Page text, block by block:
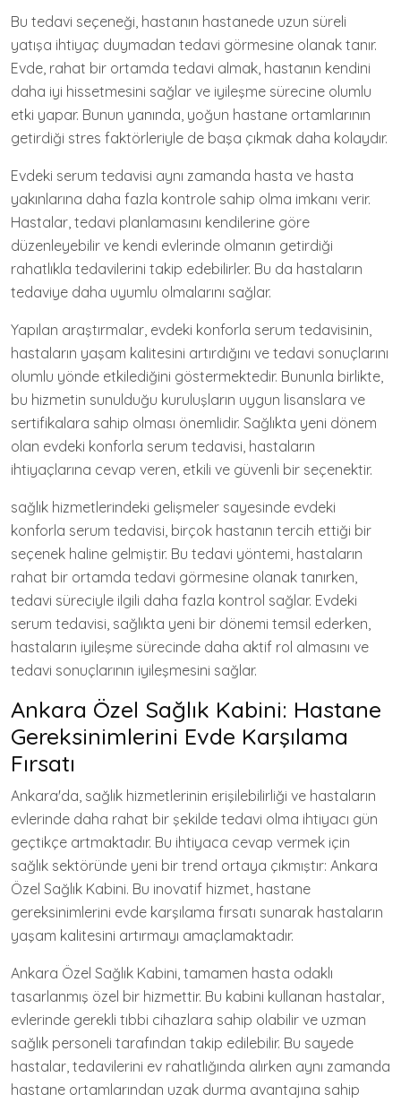
Bu tedavi seçeneği, hastanın hastanede uzun süreli
yatışa ihtiyaç duymadan tedavi görmesine olanak tanır.
Evde, rahat bir ortamda tedavi almak, hastanın kendini
daha iyi hissetmesini sağlar ve iyileşme sürecine olumlu
etki yapar. Bunun yanında, yoğun hastane ortamlarının
getirdiği stres faktörleriyle de başa çıkmak daha kolaydır.
Evdeki serum tedavisi aynı zamanda hasta ve hasta
yakınlarına daha fazla kontrole sahip olma imkanı verir.
Hastalar, tedavi planlamasını kendilerine göre
düzenleyebilir ve kendi evlerinde olmanın getirdiği
rahatlıkla tedavilerini takip edebilirler. Bu da hastaların
tedaviye daha uyumlu olmalarını sağlar.
Yapılan araştırmalar, evdeki konforla serum tedavisinin,
hastaların yaşam kalitesini artırdığını ve tedavi sonuçlarını
olumlu yönde etkilediğini göstermektedir. Bununla birlikte,
bu hizmetin sunulduğu kuruluşların uygun lisanslara ve
sertifikalara sahip olması önemlidir. Sağlıkta yeni dönem
olan evdeki konforla serum tedavisi, hastaların
ihtiyaçlarına cevap veren, etkili ve güvenli bir seçenektir.
sağlık hizmetlerindeki gelişmeler sayesinde evdeki
konforla serum tedavisi, birçok hastanın tercih ettiği bir
seçenek haline gelmiştir. Bu tedavi yöntemi, hastaların
rahat bir ortamda tedavi görmesine olanak tanırken,
tedavi süreciyle ilgili daha fazla kontrol sağlar. Evdeki
serum tedavisi, sağlıkta yeni bir dönemi temsil ederken,
hastaların iyileşme sürecinde daha aktif rol almasını ve
tedavi sonuçlarının iyileşmesini sağlar.
Ankara Özel Sağlık Kabini: Hastane
Gereksinimlerini Evde Karşılama
Fırsatı
Ankara'da, sağlık hizmetlerinin erişilebilirliği ve hastaların
evlerinde daha rahat bir şekilde tedavi olma ihtiyacı gün
geçtikçe artmaktadır. Bu ihtiyaca cevap vermek için
sağlık sektöründe yeni bir trend ortaya çıkmıştır: Ankara
Özel Sağlık Kabini. Bu inovatif hizmet, hastane
gereksinimlerini evde karşılama fırsatı sunarak hastaların
yaşam kalitesini artırmayı amaçlamaktadır.
Ankara Özel Sağlık Kabini, tamamen hasta odaklı
tasarlanmış özel bir hizmettir. Bu kabini kullanan hastalar,
evlerinde gerekli tıbbi cihazlara sahip olabilir ve uzman
sağlık personeli tarafından takip edilebilir. Bu sayede
hastalar, tedavilerini ev rahatlığında alırken aynı zamanda
hastane ortamlarından uzak durma avantajına sahip